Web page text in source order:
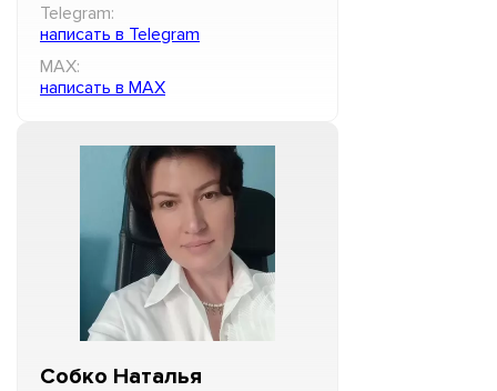
Telegram:
написать в Telegram
MAX:
написать в MAX
Собко Наталья